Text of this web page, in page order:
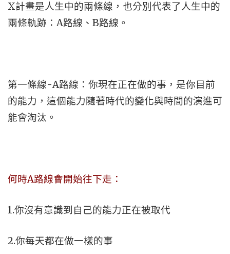
X計畫是人生中的兩條線，也分別代表了人生中的
兩條軌跡：A路線、B路線。
第一條線-A路線：你現在正在做的事，是你目前
的能力，這個能力隨著時代的變化與時間的演進可
能會淘汰。
何時A路線會開始往下走：
1.你沒有意識到自己的能力正在被取代
2.你每天都在做一樣的事